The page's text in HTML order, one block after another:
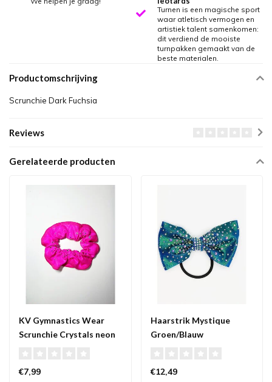
Turnen is een magische sport
waar atletisch vermogen en
artistiek talent samenkomen:
dit verdiend de mooiste
turnpakken gemaakt van de
beste materialen.
Productomschrijving
Scrunchie Dark Fuchsia
Reviews
Gerelateerde producten
KV Gymnastics Wear
Scrunchie Crystals neon
€7,99
Haarstrik Mystique
Groen/Blauw
€12,49